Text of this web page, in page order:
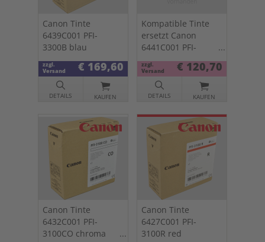
Canon Tinte
6439C001 PFI-
3300B blau
zzgl.
Versand
€ 169,60
DETAILS KAUFEN
Kompatible Tinte
ersetzt Canon
6441C001 PFI-
3300PM photo
magenta
zzgl.
Versand
€ 120,70
DETAILS KAUFEN
Canon Tinte
6432C001 PFI-
3100CO chroma
Canon Tinte
6427C001 PFI-
3100R red